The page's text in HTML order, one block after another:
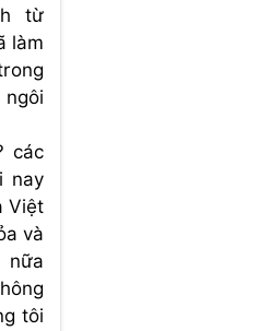
từ
làm
các
nay
Việt
và
nữa
tôi